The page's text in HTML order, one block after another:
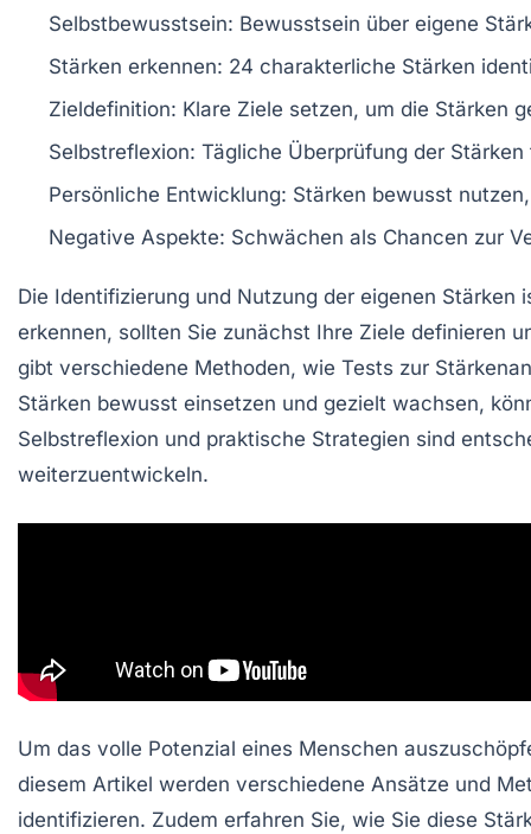
Selbstbewusstsein: Bewusstsein über eigene
Stärken erkennen: 24 charakterliche Stärken
Zieldefinition: Klare Ziele setzen, um die Stärken
Selbstreflexion: Tägliche Überprüfung der
Persönliche Entwicklung: Stärken bewusst
Negative Aspekte: Schwächen als Chancen zur
Die Identifizierung und Nutzung der eigenen Stärken
erkennen, sollten Sie zunächst Ihre Ziele definieren
gibt verschiedene Methoden, wie Tests zur
Stärken bewusst einsetzen und gezielt wachsen,
Selbstreflexion und praktische Strategien sind
weiterzuentwickeln.
Um das volle Potenzial eines Menschen
diesem Artikel werden verschiedene Ansätze und
identifizieren. Zudem erfahren Sie, wie Sie diese